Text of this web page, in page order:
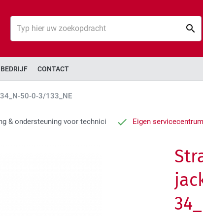
BEDRIJF CONTACT
50-0-3/133_NE
& ondersteuning voor technici Eigen